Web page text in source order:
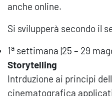
anche online.
Si svilupperà secondo il
1a settimana |25 – 29
Storytelling
Intrduzione ai principi
cinematografica